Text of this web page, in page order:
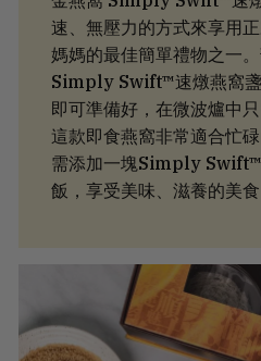
速、無壓力的方式來享用
媽媽的最佳簡單禮物之一
Simply Swift™速燉燕窩
即可準備好，在微波爐中
這款即食燕窩非常適合忙
需添加一塊Simply Swift™
飯，享受美味、滋養的美食